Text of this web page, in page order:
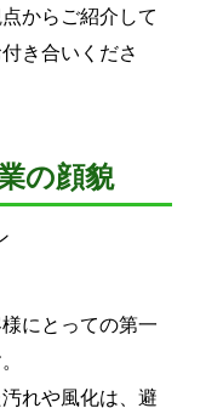
からご紹介して
き合いくださ
の顔貌
にとっての第一
れや風化は、避